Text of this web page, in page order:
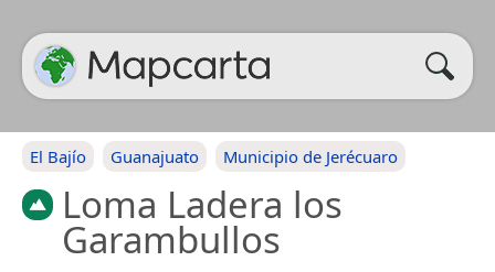
El Bajío Guanajuato Municipio de Jerécuaro
Loma Ladera los
Garambullos